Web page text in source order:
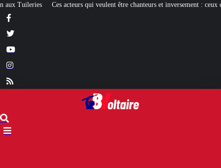
qui veulent être chanteurs et inversement : ceux qui réussissent et les